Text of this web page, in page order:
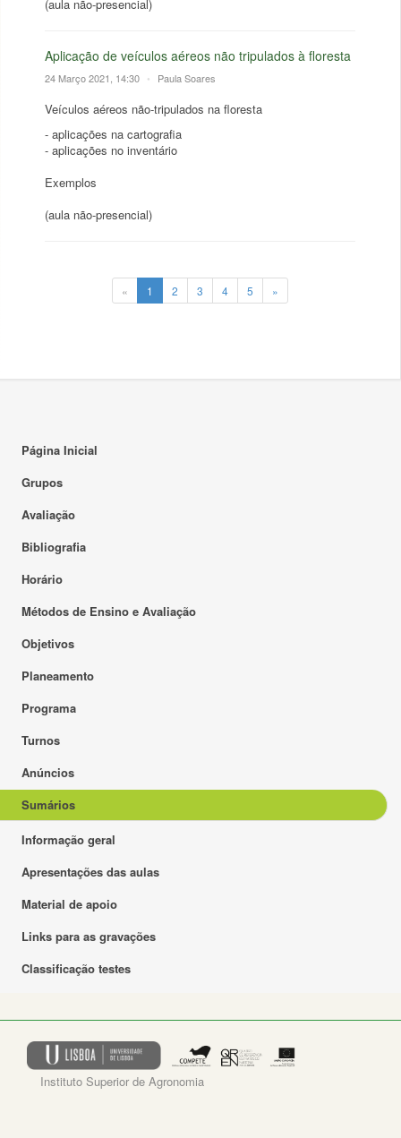
(aula não-presencial)
Aplicação de veículos aéreos não tripulados à floresta
24 Março 2021, 14:30 • Paula Soares
Veículos aéreos não-tripulados na floresta
- aplicações na cartografia
- aplicações no inventário
Exemplos
(aula não-presencial)
« 1 2 3 4 5 »
Página Inicial
Grupos
Avaliação
Bibliografia
Horário
Métodos de Ensino e Avaliação
Objetivos
Planeamento
Programa
Turnos
Anúncios
Sumários
Informação geral
Apresentações das aulas
Material de apoio
Links para as gravações
Classificação testes
Instituto Superior de Agronomia